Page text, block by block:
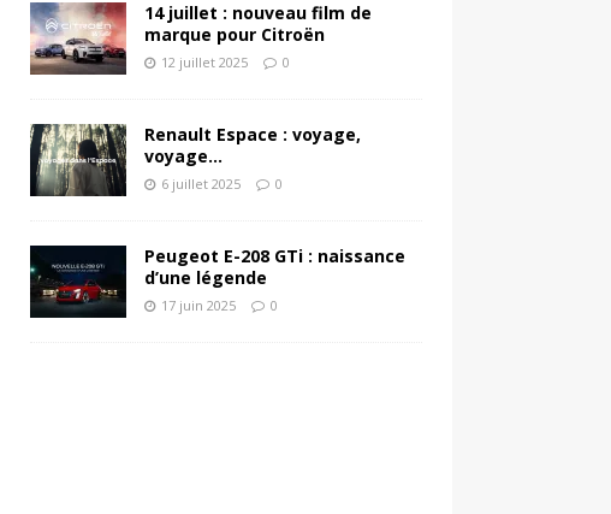
14 juillet : nouveau film de
marque pour Citroën
12 juillet 2025 0
Renault Espace : voyage,
voyage…
6 juillet 2025 0
Peugeot E-208 GTi : naissance
d’une légende
17 juin 2025 0